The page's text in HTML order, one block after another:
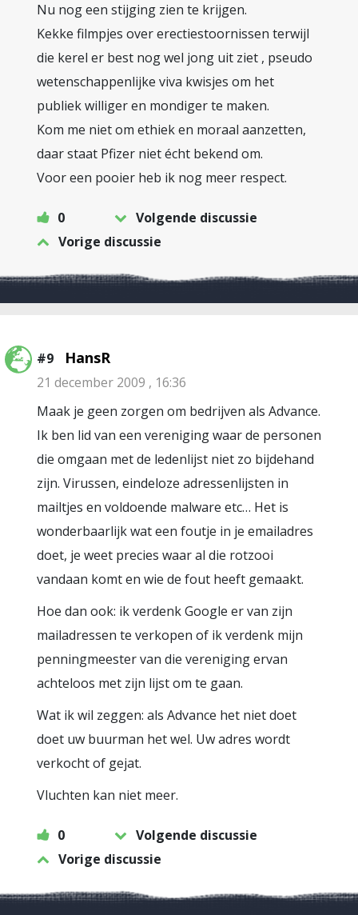
Nu nog een stijging zien te krijgen.
Kekke filmpjes over erectiestoornissen terwijl
die kerel er best nog wel jong uit ziet , pseudo
wetenschappenlijke viva kwisjes om het
publiek williger en mondiger te maken.
Kom me niet om ethiek en moraal aanzetten,
daar staat Pfizer niet écht bekend om.
Voor een pooier heb ik nog meer respect.
0
Volgende discussie
Vorige discussie
#9 HansR
21 december 2009 , 16:36
Maak je geen zorgen om bedrijven als Advance.
Ik ben lid van een vereniging waar de personen
die omgaan met de ledenlijst niet zo bijdehand
zijn. Virussen, eindeloze adressenlijsten in
mailtjes en voldoende malware etc… Het is
wonderbaarlijk wat een foutje in je emailadres
doet, je weet precies waar al die rotzooi
vandaan komt en wie de fout heeft gemaakt.
Hoe dan ook: ik verdenk Google er van zijn
mailadressen te verkopen of ik verdenk mijn
penningmeester van die vereniging ervan
achteloos met zijn lijst om te gaan.
Wat ik wil zeggen: als Advance het niet doet
doet uw buurman het wel. Uw adres wordt
verkocht of gejat.
Vluchten kan niet meer.
0
Volgende discussie
Vorige discussie